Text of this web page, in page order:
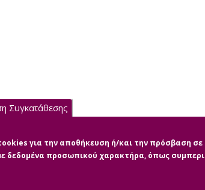
Συγκατάθεσης
για την αποθήκευση ή/και την πρόσβαση
δεδομένα προσωπικού χαρακτήρα, όπως